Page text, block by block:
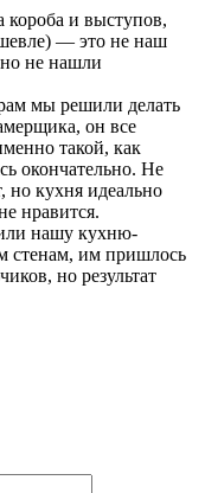
короба и выступов,
— это не наш
не нашли
мы решили делать
он все
такой, как
окончательно. Не
но кухня идеально
нравится.
нашу кухню-
стенам, им пришлось
но результат